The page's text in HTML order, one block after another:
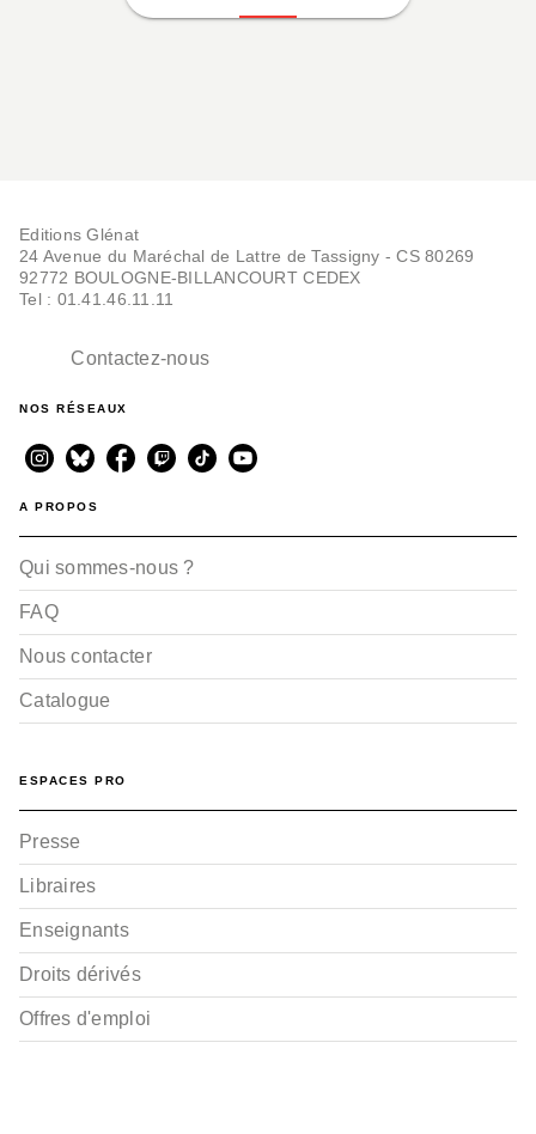
Editions Glénat
24 Avenue du Maréchal de Lattre de Tassigny - CS 80269
92772 BOULOGNE-BILLANCOURT CEDEX
Tel : 01.41.46.11.11
Contactez-nous
NOS RÉSEAUX
A PROPOS
Qui sommes-nous ?
FAQ
Nous contacter
Catalogue
ESPACES PRO
Presse
Libraires
Enseignants
Droits dérivés
Offres d'emploi